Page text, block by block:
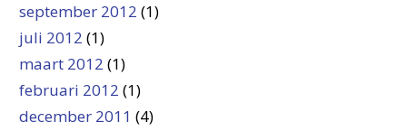
september 2012 (1)
juli 2012 (1)
maart 2012 (1)
februari 2012 (1)
december 2011 (4)